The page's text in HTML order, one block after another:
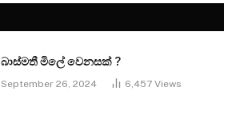
බාස්මතී මිලේ වෙනසක් ?
September 26, 2024 6,457 Views